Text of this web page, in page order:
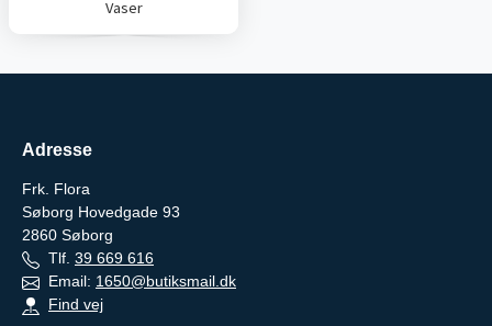
Vaser
Adresse
Frk. Flora
Søborg Hovedgade 93
2860 Søborg
Tlf. 39 669 616
Email: 1650@butiksmail.dk
Find vej